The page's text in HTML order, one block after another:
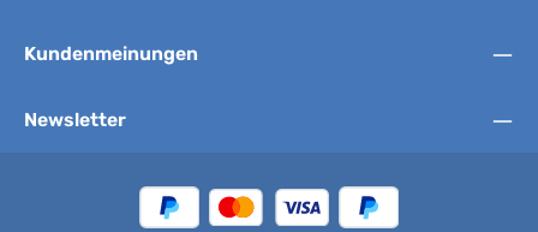
Kundenmeinungen
Newsletter